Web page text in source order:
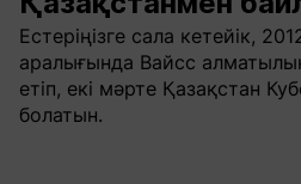
Естеріңізге сала кетейік,
аралығында Вайсс
етіп, екі мәрте Қазақстан
болатын.